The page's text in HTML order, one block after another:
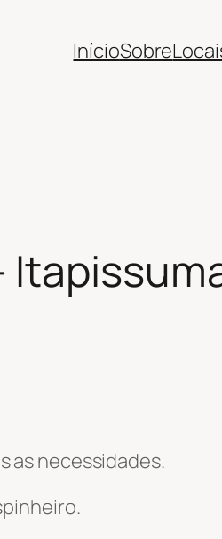
InícioSobre
as necessidades.